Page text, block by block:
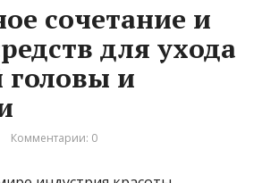
сочетание и
для ухода
головы и
Комментарии: 0